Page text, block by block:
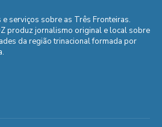
serviços sobre as Três Fronteiras.
produz jornalismo original e local sobre
da região trinacional formada por